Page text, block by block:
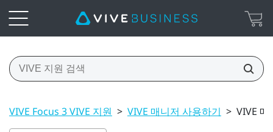
VIVE Focus 3 VIVE 지원 > VIVE 매니저 사용하기 > VIVE